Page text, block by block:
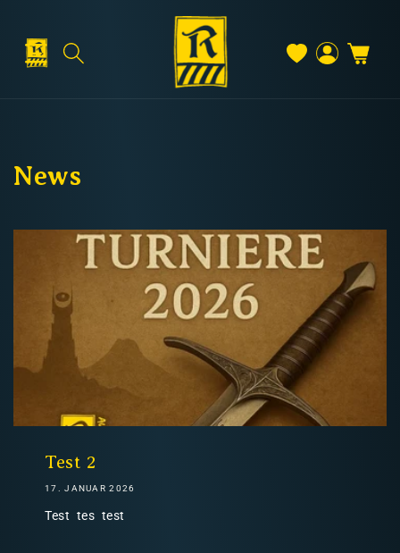
Inhalt
Warenkorb
News
Test 2
17. JANUAR 2026
Test tes test
Versand & Lieferung
Kostenloser Versand
Deutschland: ab69 €
Österreich & EU: ab
200 €
Nicht-EU: kein kostenloser Versand
Lieferungen in Nicht-EU-Länder (z. B. Schweiz)